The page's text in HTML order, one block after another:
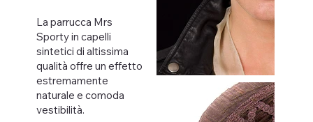
La parrucca Mrs
Sporty in capelli
sintetici di altissima
qualità offre un effetto
estremamente
naturale e comoda
vestibilità.